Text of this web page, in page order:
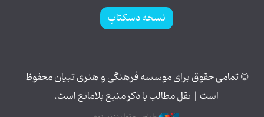
نسخه دسکتاپ
© تمامی حقوق برای موسسه فرهنگی و هنری تبیان محفوظ
است | نقل مطالب با ذکر منبع بلامانع است.